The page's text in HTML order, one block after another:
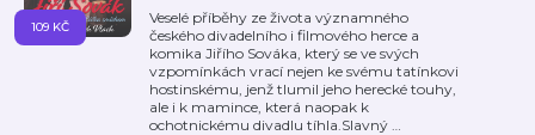
Veselé příběhy ze života významného
českého divadelního i filmového herce a
komika Jiřího Sováka, který se ve svých
vzpomínkách vrací nejen ke svému tatínkovi
hostinskému, jenž tlumil jeho herecké touhy,
ale i k mamince, která naopak k
ochotnickému divadlu tíhla.Slavný …
109 KČ